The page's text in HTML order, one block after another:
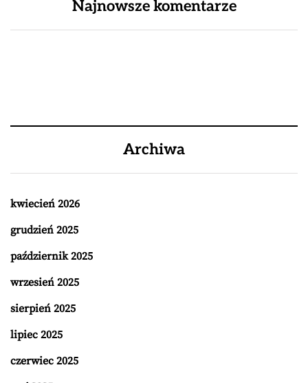
Najnowsze komentarze
Archiwa
kwiecień 2026
grudzień 2025
październik 2025
wrzesień 2025
sierpień 2025
lipiec 2025
czerwiec 2025